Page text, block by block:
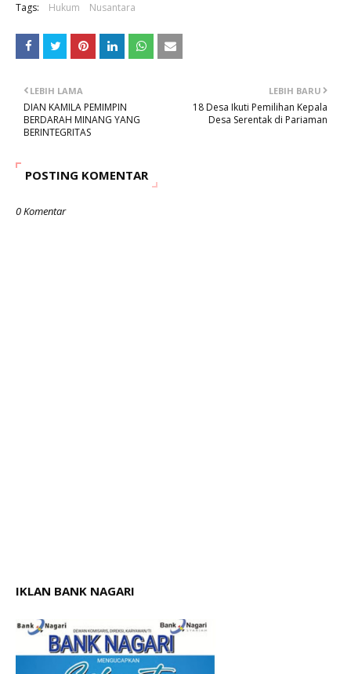
Tags: Hukum Nusantara
LEBIH BARU
18 Desa Ikuti Pemilihan Kepala
Desa Serentak di Pariaman
LEBIH LAMA
DIAN KAMILA PEMIMPIN
BERDARAH MINANG YANG
BERINTEGRITAS
POSTING KOMENTAR
0 Komentar
IKLAN BANK NAGARI